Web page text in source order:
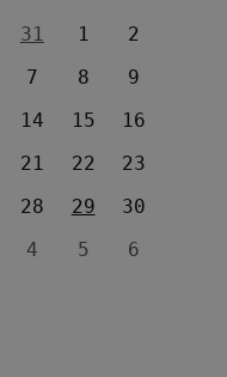
31 1
2
7 8
9
14 15
16
21 22
23
28 29
30
4 5 6